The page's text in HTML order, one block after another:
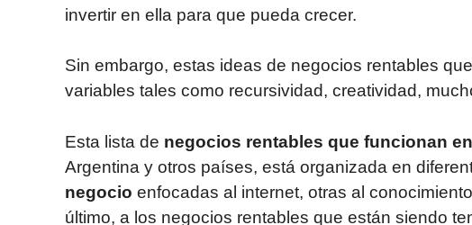
invertir en ella para que pueda crecer.
Sin embargo, estas ideas de negocios rentables
variables tales como recursividad, creatividad,
Esta lista de negocios rentables que funcionan
Argentina y otros países, está organizada en
negocio enfocadas al internet, otras al
último, a los negocios rentables que están siendo